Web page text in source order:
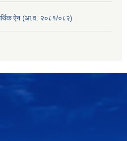
ऐन (आ.व. २०८१/०८२)